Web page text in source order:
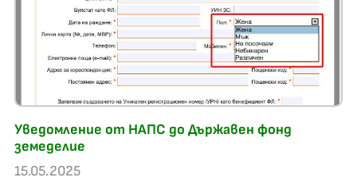
Уведомление от НАПС до Държавен фонд
земеделие
15.05.2025